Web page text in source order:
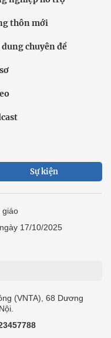
thôn mới
chuyên đề
Sự kiện
giáo
17/10/2025
(VNTA), 68 Dương